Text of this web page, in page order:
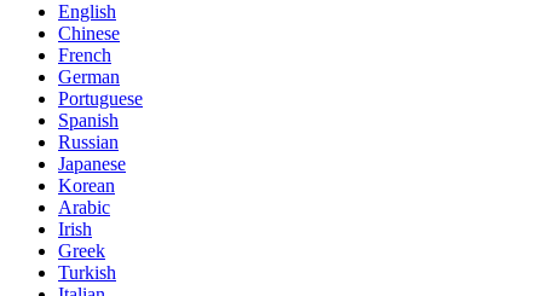
English
Chinese
French
German
Portuguese
Spanish
Russian
Japanese
Korean
Arabic
Irish
Greek
Turkish